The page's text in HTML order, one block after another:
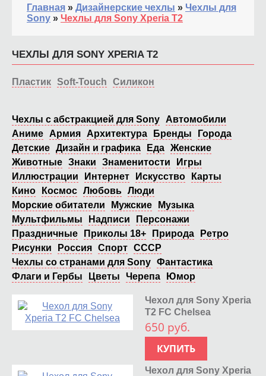
Главная » Дизайнерские чехлы » Чехлы для
Sony » Чехлы для Sony Xperia T2
ЧЕХЛЫ ДЛЯ SONY XPERIA T2
Пластик Soft-Touch Силикон
Чехлы с абстракцией для Sony
Автомобили
Аниме
Армия Архитектура Бренды
Города
Детские Дизайн и графика Еда Женские
Животные Знаки Знаменитости
Игры
Иллюстрации
Интернет Искусство
Карты
Кино
Космос Любовь Люди
Морские обитатели
Мужские
Музыка
Мультфильмы
Надписи
Персонажи
Праздничные
Приколы 18+ Природа
Ретро
Рисунки
Россия Спорт СССР
Чехлы со странами для Sony Фантастика
Флаги и Гербы
Цветы Черепа Юмор
Чехол для Sony Xperia
T2 FC Chelsea
650 руб.
КУПИТЬ
Чехол для Sony Xperia